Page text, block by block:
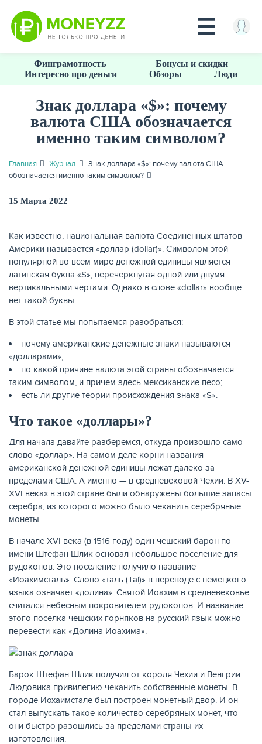
основному
содержанию
КРЕДИТЫ
КАРТЫ
ЗАЙМЫ
НАКОПЛЕНИЯ
Финграмотность
Бонусы и скидки
Интересно про деньги
Обзоры Люди
Знак доллара «$»: почему
валюта США обозначается
именно таким символом?
Главная Журнал
Знак доллара «$»: почему валюта США
обозначается именно таким символом?
15 Марта 2022
Как известно, национальная валюта Соединенных штатов
Америки называется «доллар (dollar)». Символом этой
популярной во всем мире денежной единицы является
латинская буква «S», перечеркнутая одной или двумя
вертикальными чертами. Однако в слове «dollar» вообще
нет такой буквы.
В этой статье мы попытаемся разобраться:
почему американские денежные знаки называются
«долларами»;
по какой причине валюта этой страны обозначается
таким символом, и причем здесь мексиканские песо;
есть ли другие теории происхождения знака «$».
Что такое «доллары»?
Для начала давайте разберемся, откуда произошло само
слово «доллар». На самом деле корни названия
американской денежной единицы лежат далеко за
пределами США. А именно — в средневековой Чехии. В XV-
XVI веках в этой стране были обнаружены большие запасы
серебра, из которого можно было чеканить серебряные
монеты.
В начале XVI века (в 1516 году) один чешский барон по
имени Штефан Шлик основал небольшое поселение для
рудокопов. Это поселение получило название
«Иоахимсталь». Слово «таль (Tal)» в переводе с немецкого
языка означает «долина». Святой Иоахим в средневековье
считался небесным покровителем рудокопов. И название
этого поселка чешских горняков на русский язык можно
перевести как «Долина Иоахима».
Барок Штефан Шлик получил от короля Чехии и Венгрии
Людовика привилегию чеканить собственные монеты. В
городе Иохаимстале был построен монетный двор. И он
стал выпускать такое количество серебряных монет, что
они быстро разошлись за пределами страны их
изготовления.